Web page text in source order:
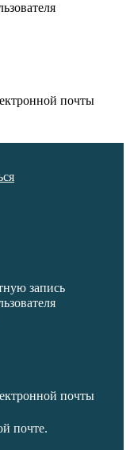
почты
запись
почты
почте.